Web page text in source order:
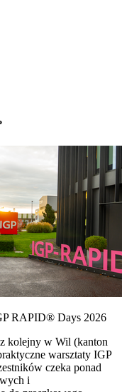
RAPID® Days 2026
kolejny w Wil (kanton
warsztaty IGP
czeka ponad
i